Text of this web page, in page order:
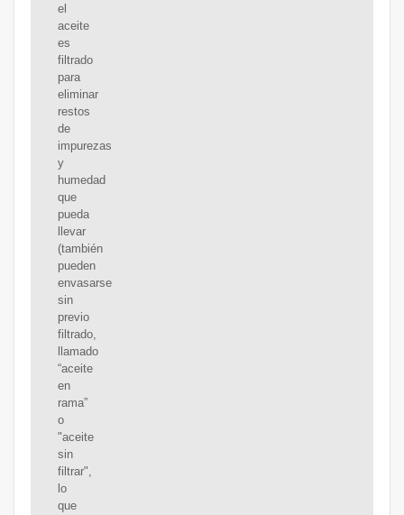
el
aceite
es
filtrado
para
eliminar
restos
de
impurezas
y
humedad
que
pueda
llevar
(también
pueden
envasarse
sin
previo
filtrado,
llamado
“aceite
en
rama”
o
"aceite
sin
filtrar",
lo
que